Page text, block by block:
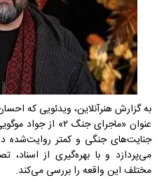
به گزارش هنرآنلاین، ویدئویی که
عنوان «ماجرای جنگ
جنایت‌های جنگی و کمتر روایت‌شده
می‌پردازد و با بهره‌گیری از اسناد،
مختلف این واقعه را بررسی می‌کند.